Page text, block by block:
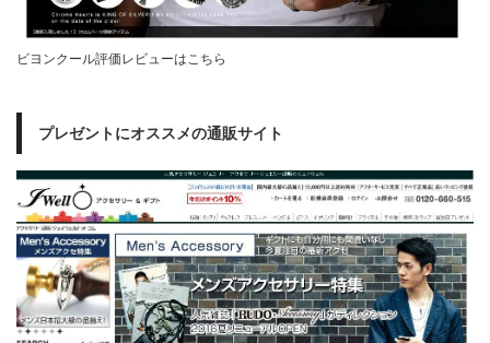
ビヨンクール評価レビューはこちら
プレゼントにオススメの通販サイト